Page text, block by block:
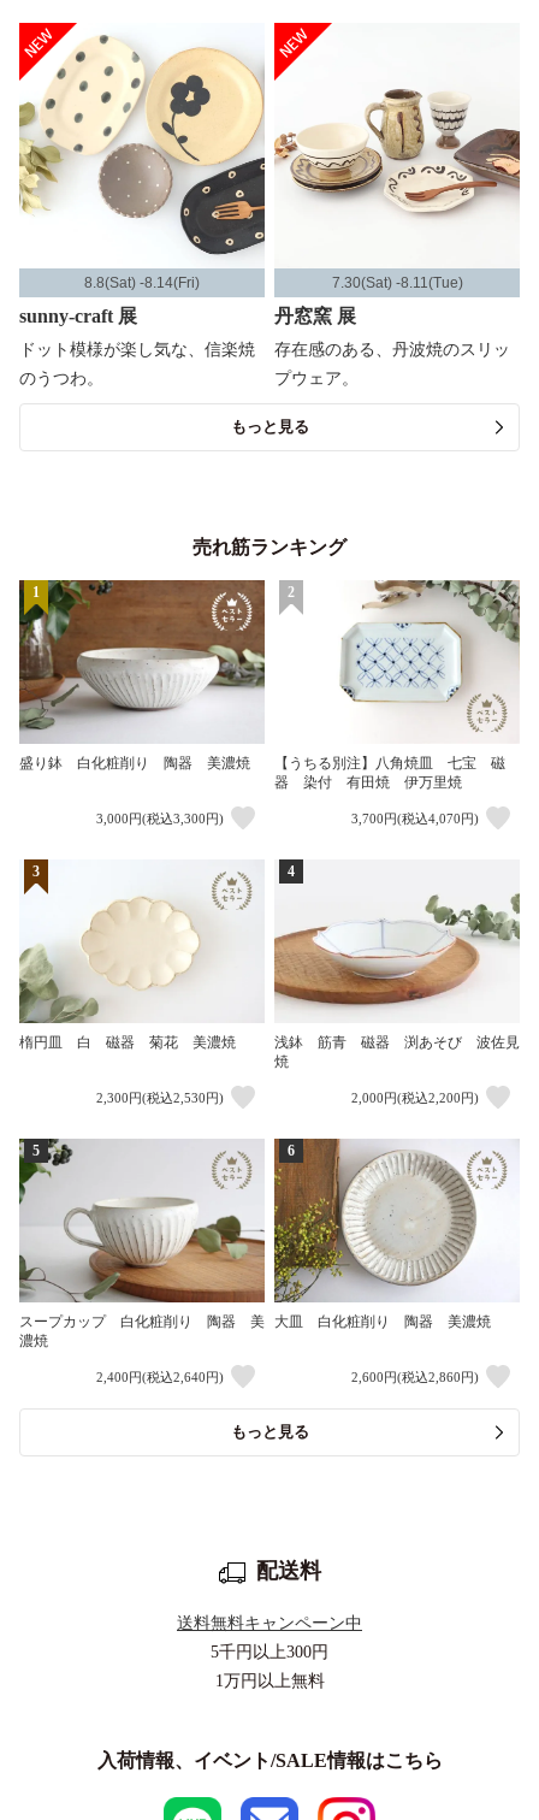
8.8(Sat) -8.14(Fri)
sunny-craft 展
ドット模様が楽し気な、信楽焼
のうつわ。
7.30(Sat) -8.11(Tue)
丹窓窯 展
存在感のある、丹波焼のスリッ
プウェア。
もっと見る
売れ筋ランキング
1
盛り鉢 白化粧削り 陶器 美濃焼
3,000円(税込3,300円)
2
【うちる別注】八角焼皿 七宝 磁
器 染付 有田焼 伊万里焼
3,700円(税込4,070円)
3
楕円皿 白 磁器 菊花 美濃焼
2,300円(税込2,530円)
4
浅鉢 筋青 磁器 渕あそび 波佐見
焼
2,000円(税込2,200円)
5
スープカップ 白化粧削り 陶器 美
濃焼
2,400円(税込2,640円)
6
大皿 白化粧削り 陶器 美濃焼
2,600円(税込2,860円)
もっと見る
配送料
送料無料キャンペーン中
5千円以上300円
1万円以上無料
入荷情報、イベント/SALE情報はこちら